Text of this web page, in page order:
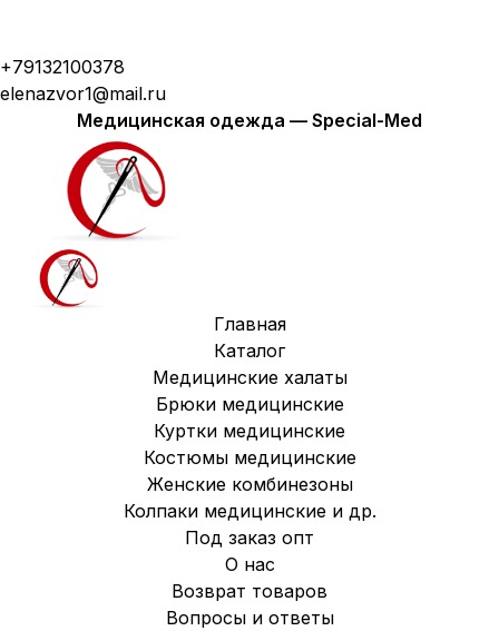
+79132100378
elenazvor1@mail.ru
Медицинская одежда — Special-Med
Главная
Каталог
Медицинские халаты
Брюки медицинские
Куртки медицинские
Костюмы медицинские
Женские комбинезоны
Колпаки медицинские и др.
Под заказ опт
О нас
Возврат товаров
Вопросы и ответы